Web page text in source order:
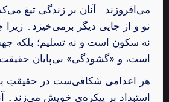
می‌افروزند۔ آنان بر زندگی تیغ
نو و از جایی دیگر برمی‌خیزد۔
نه سکون است و نه تسلیم؛ بلکه
است، و «گشودگی» بی‌پایان
هر اعدامی شکافی‌ست در حقیقتِ
استبداد بر پیکره‌ی خویش می‌زند۔